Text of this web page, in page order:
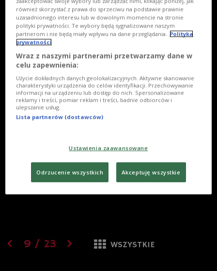
9 / 23 WSZYSTKIE
również skorzystać z prawa do sprzeciwu na podstawie prawnie
uzasadnionego interesu lub w dowolnym momencie na stronie
polityki prywatności. Te wybory będą sygnalizowane naszym
partnerom i nie będą miały wpływu na dane przeglądania. Polityka
prywatności
Wraz z naszymi partnerami przetwarzamy dane w
celu zapewnienia:
Użycie dokładnych danych geolokalizacyjnych. Aktywne skanowanie
charakterystyki urządzenia do celów identyfikacji. Przechowywanie
informacji na urządzeniu lub dostęp do nich. Spersonalizowane
reklamy i treści, pomiar reklam i treści, badnie odbiorców i
ulepszanie usług.
Lista partnerów (dostawców)
Ustawienia zaawansowane
Odrzucenie wszystkich Akceptuję wszystkie